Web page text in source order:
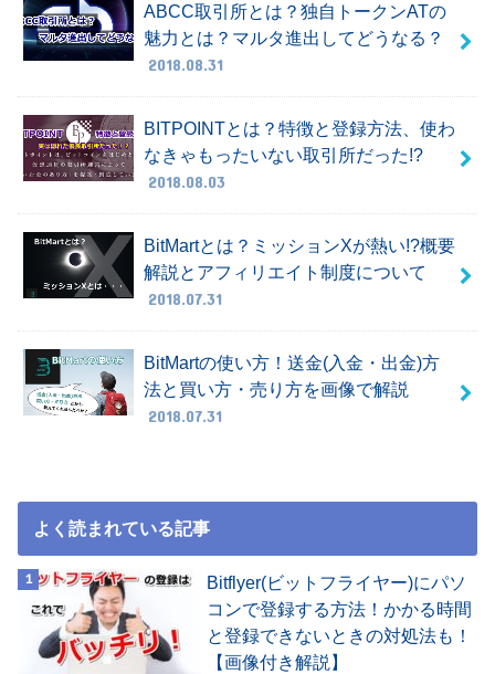
ABCC取引所とは？独自トークンATの
魅力とは？マルタ進出してどうなる？
2018.08.31
BITPOINTとは？特徴と登録方法、使わ
なきゃもったいない取引所だった!?
2018.08.03
BitMartとは？ミッションXが熱い!?概要
解説とアフィリエイト制度について
2018.07.31
BitMartの使い方！送金(入金・出金)方
法と買い方・売り方を画像で解説
2018.07.31
よく読まれている記事
Bitflyer(ビットフライヤー)にパソ
コンで登録する方法！かかる時間
と登録できないときの対処法も！
【画像付き解説】